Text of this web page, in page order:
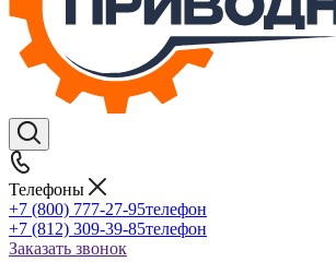
Телефоны
+7 (800) 777-27-95телефон
+7 (812) 309-39-85телефон
Заказать звонок